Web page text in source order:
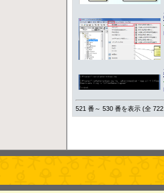
521 番～ 530 番を表示 (全